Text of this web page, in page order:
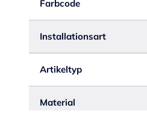
Farbcode
Installationsart
Artikeltyp
Material